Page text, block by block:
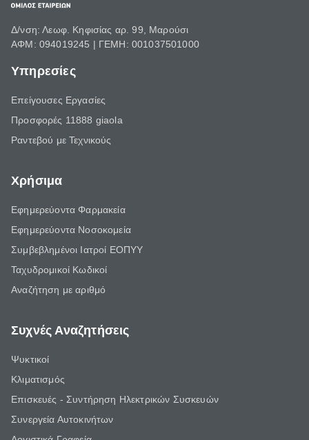
Δ/νση: Λεωφ. Κηφισίας αρ. 99, Μαρούσι
ΑΦΜ: 094019245 | ΓΕΜΗ: 001037501000
Υπηρεσίες
Επείγουσες Εργασίες
Προσφορές 11888 giaola
Ραντεβού με Τεχνικούς
Χρήσιμα
Εφημερεύοντα Φαρμακεία
Εφημερεύοντα Νοσοκομεία
Συμβεβλημένοι Ιατροί ΕΟΠΥΥ
Ταχυδρομικοί Κωδικοί
Αναζήτηση με αριθμό
Συχνές Αναζητήσεις
Ψυκτικοί
Κλιματισμός
Επισκευές - Συντήρηση Ηλεκτρικών Συσκευών
Συνεργεία Αυτοκινήτων